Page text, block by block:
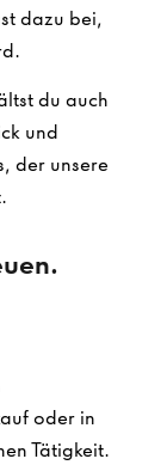
dazu bei,
du auch
und
der unsere
oder in
Tätigkeit.